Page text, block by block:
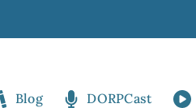
Blog DORPCast